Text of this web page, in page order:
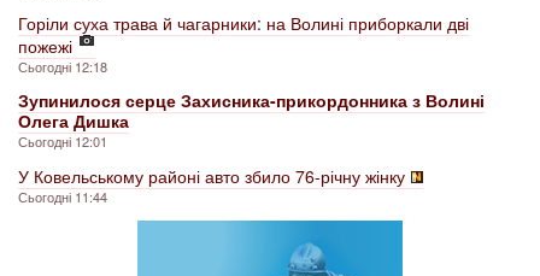
Горіли суха трава й чагарники: на Волині приборкали дві
пожежі
Сьогодні 12:18
Зупинилося серце Захисника-прикордонника з Волині
Олега Дишка
Сьогодні 12:01
У Ковельському районі авто збило 76-річну жінку
Сьогодні 11:44